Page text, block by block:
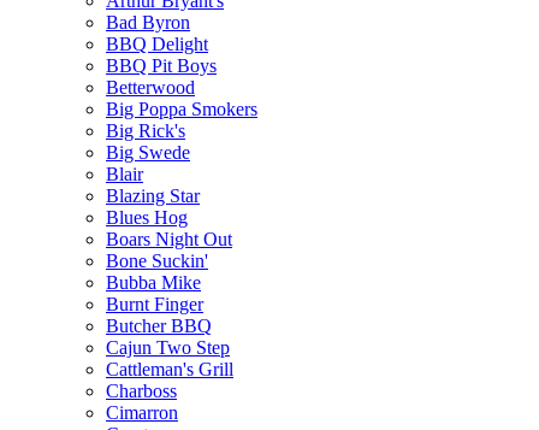
Bad Byron
BBQ Delight
BBQ Pit Boys
Betterwood
Big Poppa Smokers
Big Rick's
Big Swede
Blair
Blazing Star
Blues Hog
Boars Night Out
Bone Suckin'
Bubba Mike
Burnt Finger
Butcher BBQ
Cajun Two Step
Cattleman's Grill
Charboss
Cimarron